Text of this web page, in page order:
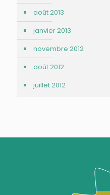
août 2013
janvier 2013
novembre 2012
août 2012
juillet 2012